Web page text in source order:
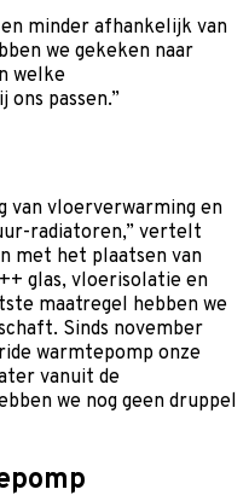
minder afhankelijk van
we gekeken naar
welke
passen.”
van vloerverwarming en
radiatoren,” vertelt
met het plaatsen van
glas, vloerisolatie en
maatregel hebben we
Sinds november
warmtepomp onze
vanuit de
we nog geen druppel